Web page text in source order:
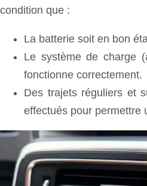
condition que :
La batterie soit en bon
Le système de charge
fonctionne correctement.
Des trajets réguliers et
effectués pour permettre